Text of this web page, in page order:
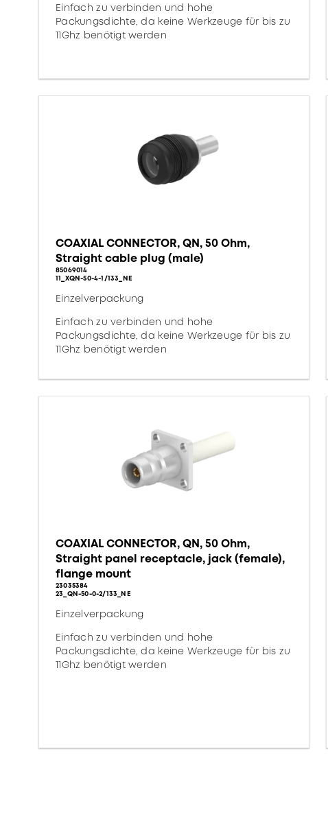
Einfach zu verbinden und hohe
Packungsdichte, da keine Werkzeuge für bis zu
11Ghz benötigt werden
COAXIAL CONNECTOR, QN, 50 Ohm,
Straight cable plug (male)
85069014
11_XQN-50-4-1/133_NE
Einzelverpackung
Einfach zu verbinden und hohe
Packungsdichte, da keine Werkzeuge für bis zu
11Ghz benötigt werden
COAXIAL CONNECTOR, QN, 50 Ohm,
Straight panel receptacle, jack (female),
flange mount
23035384
23_QN-50-0-2/133_NE
Einzelverpackung
Einfach zu verbinden und hohe
Packungsdichte, da keine Werkzeuge für bis zu
11Ghz benötigt werden